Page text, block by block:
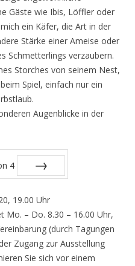
Gäste wie Ibis, Löffler oder
ein Käfer, die Art in der
Stärke einer Ameise oder
Schmetterlings verzaubern.
Storches von seinem Nest,
Spiel, einfach nur ein
Augenblicke in der
4
19.00 Uhr
Mo. – Do. 8.30 – 16.00 Uhr,
(durch Tagungen
Zugang zur Ausstellung
Sie sich vor einem